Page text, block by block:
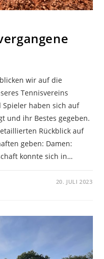
wir auf die
Tennisvereins
haben sich auf
und ihr Bestes gegeben.
Rückblick auf
geben: Damen:
konnte sich in…
20. JULI 2023